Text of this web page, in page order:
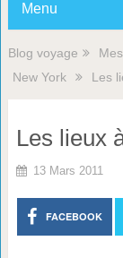
Menu
Blog voyage
New York
Les
Les lieux
13 Mars 2011
FACEBOOK